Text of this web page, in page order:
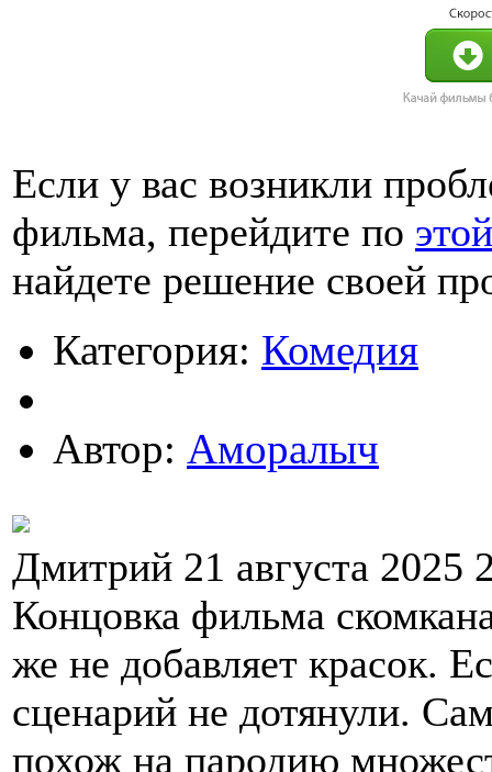
Если у вас возникли
фильма, перейдите по
найдете решение своей
Категория: Комедия
Автор: Аморалыч
Дмитрий 21 августа 2025
Концовка фильма
же не добавляет красок.
сценарий не дотянули.
похож на пародию